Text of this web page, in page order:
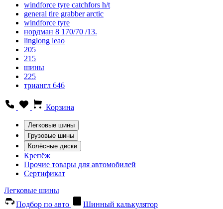
windforce tyre catchfors h/t
general tire grabber arctic
windforce tyre
нордман 8 170/70 /13.
linglong leao
205
215
шины
225
триангл 646
Корзина
Легковые шины
Грузовые шины
Колёсные диски
Крепёж
Прочие товары для автомобилей
Сертификат
Легковые шины
Подбор по авто
Шинный калькулятор